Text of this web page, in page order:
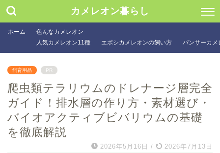
カメレオン暮らし
ホーム
色んなカメレオン
人気カメレオン11種
エボシカメレオンの飼い方 パンサーカメ
飼育用品 PR
爬虫類テラリウムのドレナージ層完全
ガイド！排水層の作り方・素材選び・
バイオアクティブビバリウムの基礎
を徹底解説
2026年5月16日 / 2026年7月13日